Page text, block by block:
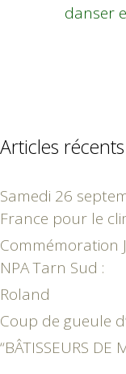
danser
Articles récents
Samedi 26
France pour le
Commémoration
NPA Tarn Sud :
Roland
Coup de gueule
“BÂTISSEURS